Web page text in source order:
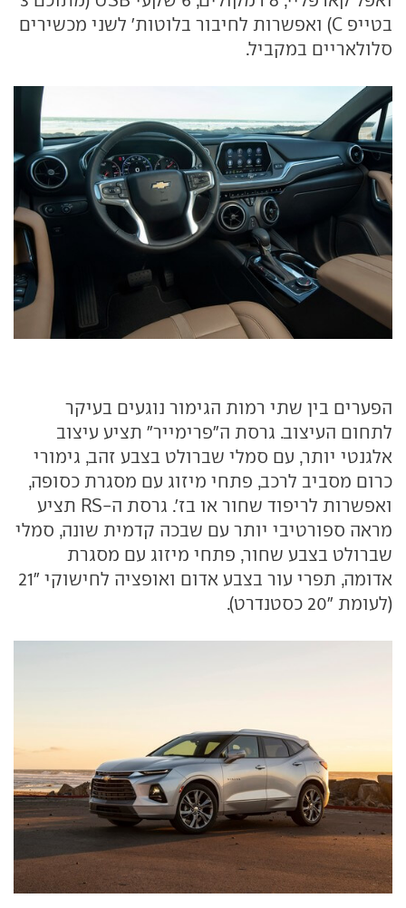
בטייפ C) ואפשרות לחיבור בלוטות' לשני מכשירים
סלולאריים במקביל.
הפערים בין שתי רמות הגימור נוגעים בעיקר
לתחום העיצוב. גרסת ה"פרימייר" תציע עיצוב
אלגנטי יותר, עם סמלי שברולט בצבע זהב, גימורי
כרום מסביב לרכב, פתחי מיזוג עם מסגרת כסופה,
ואפשרות לריפוד שחור או בז'. גרסת ה-RS תציע
מראה ספורטיבי יותר עם שבכה קדמית שונה, סמלי
שברולט בצבע שחור, פתחי מיזוג עם מסגרת
אדומה, תפרי עור בצבע אדום ואופציה לחישוקי "21
(לעומת "20 כסטנדרט).